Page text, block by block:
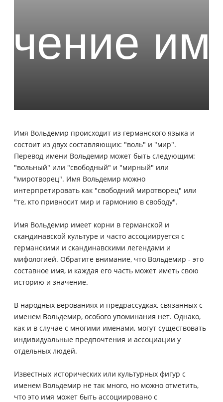
Имя Вольдемир происходит из германского языка и
состоит из двух составляющих: "воль" и "мир".
Перевод имени Вольдемир может быть следующим:
"вольный" или "свободный" и "мирный" или
"миротворец". Имя Вольдемир можно
интерпретировать как "свободний миротворец" или
"те, кто привносит мир и гармонию в свободу".
Имя Вольдемир имеет корни в германской и
скандинавской культуре и часто ассоциируется с
германскими и скандинавскими легендами и
мифологией. Обратите внимание, что Вольдемир - это
составное имя, и каждая его часть может иметь свою
историю и значение.
В народных верованиях и предрассудках, связанных с
именем Вольдемир, особого упоминания нет. Однако,
как и в случае с многими именами, могут существовать
индивидуальные предпочтения и ассоциации у
отдельных людей.
Известных исторических или культурных фигур с
именем Вольдемир не так много, но можно отметить,
что это имя может быть ассоциировано с